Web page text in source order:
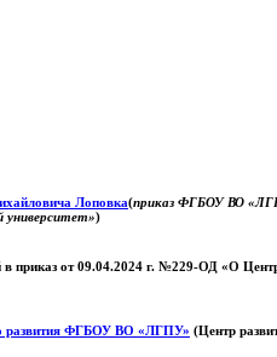
Лоповка(приказ ФГБОУ ВО
университет»)
в приказ от 09.04.2024 г. №229-ОД «О
развития ФГБОУ ВО «ЛГПУ» (Центр